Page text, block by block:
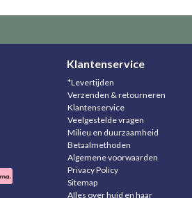
Klantenservice
*Levertijden
Verzenden & retourneren
Klantenservice
Veelgestelde vragen
Milieu en duurzaamheid
Betaalmethoden
Algemene voorwaarden
Privacy Policy
Sitemap
Alles over huid en haar